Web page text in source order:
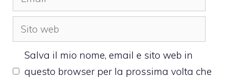
Sito
web
Salva il mio nome, email e sito web in
questo browser per la prossima volta che